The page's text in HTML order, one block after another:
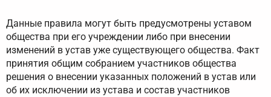
Данные правила могут быть предусмотрены уставом
общества при его учреждении либо при внесении
изменений в устав уже существующего общества. Факт
принятия общим собранием участников общества
решения о внесении указанных положений в устав или
об их исключении из устава и состав участников